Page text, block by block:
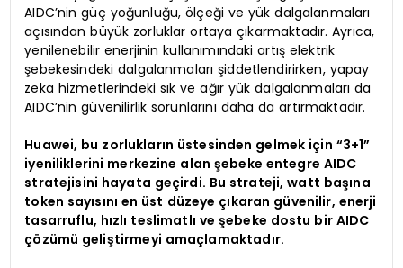
AIDC’nin güç yoğunluğu, ölçeği ve yük dalgalanmaları
açısından büyük zorluklar ortaya çıkarmaktadır. Ayrıca,
yenilenebilir enerjinin kullanımındaki artış elektrik
şebekesindeki dalgalanmaları şiddetlendirirken, yapay
zeka hizmetlerindeki sık ve ağır yük dalgalanmaları da
AIDC’nin güvenilirlik sorunlarını daha da artırmaktadır.
Huawei, bu zorlukların üstesinden gelmek için “3+1”
iyeniliklerini merkezine alan şebeke entegre AIDC
stratejisini hayata geçirdi. Bu strateji, watt başına
token sayısını en üst düzeye çıkaran güvenilir, enerji
tasarruflu, hızlı teslimatlı ve şebeke dostu bir AIDC
çözümü geliştirmeyi amaçlamaktadır.